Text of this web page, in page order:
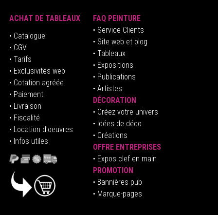
ACHAT DE TABLEAUX
• Catalogue
• CGV
• Tarifs
• Exclusivités web
• Cotation agréée
• Paiement
• Livraison
• Fiscalité
• Location d'oeuvres
• Infos utiles
FAQ PEINTURE
• Service Clients
• Site web et blog
• Tableaux
• Expositions
• Publications
• Artistes
DÉCORATION
• Créez votre univers
• Idées de déco
• Créations
OFFRE ENTREPRISES
• Expos clef en main
PROMOTION
• Bannières pub
• Marque-pages